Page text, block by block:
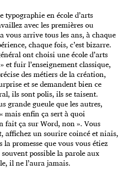
typographie en école d’arts
avec les premières ou
vous arrive tous les ans, à chaque
chaque fois, c’est bizarre.
ont choisi une école d’arts
et fuir l’enseignement classique,
des métiers de la création,
et se demandent bien ce
ils sont polis, ils se taisent.
grande gueule que les autres,
mais enfin ça sert à quoi
fait ça sur Word, non ». Vous
affichez un sourire coincé et niais,
promesse que vous vous étiez
possible la parole aux
il ne l’aura jamais.